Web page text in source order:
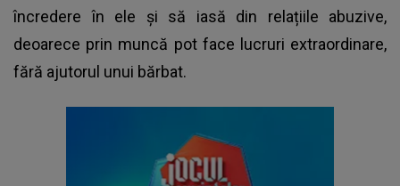
încredere în ele și să iasă din relațiile abuzive,
deoarece prin muncă pot face lucruri extraordinare,
fără ajutorul unui bărbat.